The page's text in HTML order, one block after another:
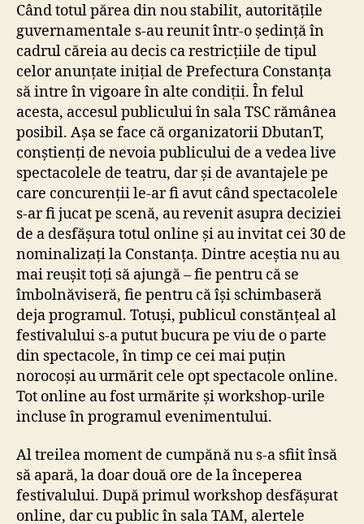
Când totul părea din nou stabilit, autoritățile
guvernamentale s-au reunit într-o ședință în
cadrul căreia au decis ca restricțiile de tipul
celor anunțate inițial de Prefectura Constanța
să intre în vigoare în alte condiții. În felul
acesta, accesul publicului în sala TSC rămânea
posibil. Așa se face că organizatorii DbutanT,
conștienți de nevoia publicului de a vedea live
spectacolele de teatru, dar și de avantajele pe
care concurenții le-ar fi avut când spectacolele
s-ar fi jucat pe scenă, au revenit asupra deciziei
de a desfășura totul online și au invitat cei 30 de
nominalizați la Constanța. Dintre aceștia nu au
mai reușit toți să ajungă – fie pentru că se
îmbolnăviseră, fie pentru că își schimbaseră
deja programul. Totuși, publicul constănțeal al
festivalului s-a putut bucura pe viu de o parte
din spectacole, în timp ce cei mai puțin
norocoși au urmărit cele opt spectacole online.
Tot online au fost urmărite și workshop-urile
incluse în programul evenimentului.
Al treilea moment de cumpănă nu s-a sfiit însă
să apară, la doar două ore de la începerea
festivalului. După primul workshop desfășurat
online, dar cu public în sala TAM, alertele